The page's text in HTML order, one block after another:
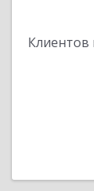
Клиентов